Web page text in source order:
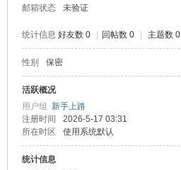
邮箱状态
未验证
统计信息 好友数 0 回帖数 0 主题数 0
性别 保密
活跃概况
用户组 新手上路
注册时间
2026-5-17 03:31
所在时区
使用系统默认
统计信息